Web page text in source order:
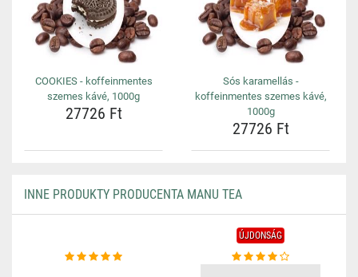
COOKIES - koffeinmentes
szemes kávé, 1000g
27726 Ft
Sós karamellás -
koffeinmentes szemes kávé,
1000g
27726 Ft
INNE PRODUKTY PRODUCENTA MANU TEA
ÚJDONSÁG